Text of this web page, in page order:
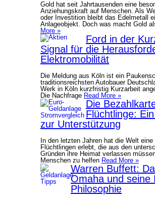
Gold hat seit Jahrtausenden eine
Anziehungskraft auf Menschen. Als
oder Investition bleibt das Edelmetall
Anlageobjekt. Doch was macht Gold
More »
Ford in der
Signal für die
Elektromobilität
Die Meldung aus Köln ist ein
traditionsreichsten Autobauer
Werk in Köln kurzfristig Kurzarbeit
Die Nachfrage Read More »
Die
Flüchtlinge:
zur Unterstützung
In den letzten Jahren hat die Welt
Flüchtlingen erlebt, die aus den
Gründen ihre Heimat verlassen
Menschen zu helfen Read More »
Warren Buffett:
Omaha und seine
Philosophie